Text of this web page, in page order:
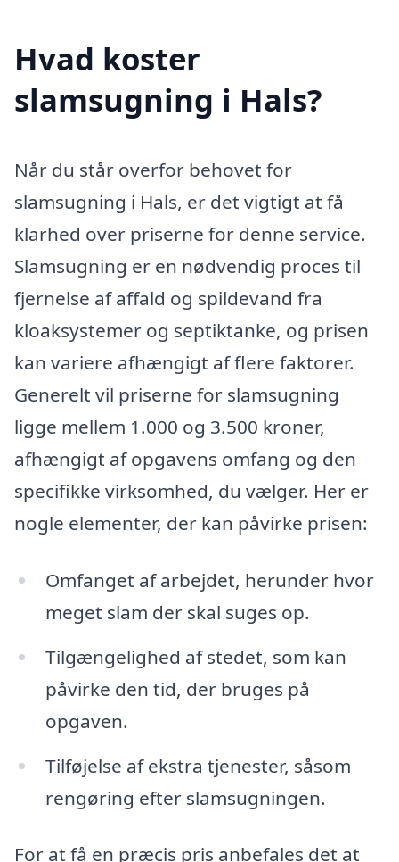
Hvad koster
slamsugning i Hals?
Når du står overfor behovet for
slamsugning i Hals, er det vigtigt at få
klarhed over priserne for denne service.
Slamsugning er en nødvendig proces til
fjernelse af affald og spildevand fra
kloaksystemer og septiktanke, og prisen
kan variere afhængigt af flere faktorer.
Generelt vil priserne for slamsugning
ligge mellem 1.000 og 3.500 kroner,
afhængigt af opgavens omfang og den
specifikke virksomhed, du vælger. Her er
nogle elementer, der kan påvirke prisen:
Omfanget af arbejdet, herunder hvor
meget slam der skal suges op.
Tilgængelighed af stedet, som kan
påvirke den tid, der bruges på
opgaven.
Tilføjelse af ekstra tjenester, såsom
rengøring efter slamsugningen.
For at få en præcis pris anbefales det at